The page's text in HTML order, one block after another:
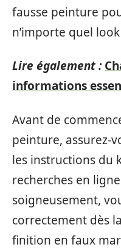
fausse peinture
n’importe quel
Lire également :
informations
Avant de
peinture, assurez-
les instructions du
recherches en
soigneusement,
correctement dès
finition en faux